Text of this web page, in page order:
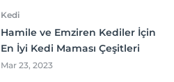
Kedi
Hamile ve Emziren Kediler İçin
En İyi Kedi Maması Çeşitleri
Mar 23, 2023